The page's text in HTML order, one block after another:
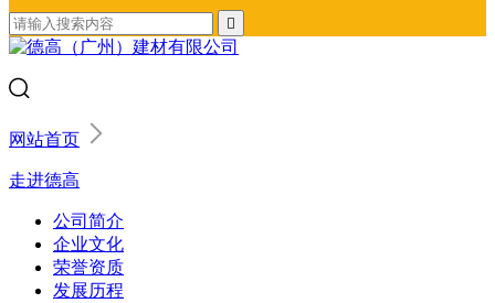

网站首页
走进德高
公司简介
企业文化
荣誉资质
发展历程